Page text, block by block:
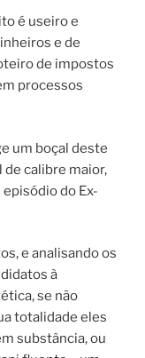
é useiro e
e de
de impostos
processos
um boçal deste
de calibre maior,
do Ex-
e analisando os
à
se não
totalidade eles
substância, ou